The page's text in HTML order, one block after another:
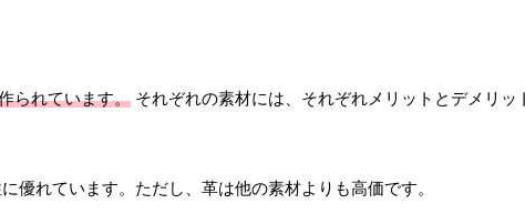
られています。 それぞれの素材には、それぞれメリットとデメリッ
優れています。ただし、革は他の素材よりも高価です。